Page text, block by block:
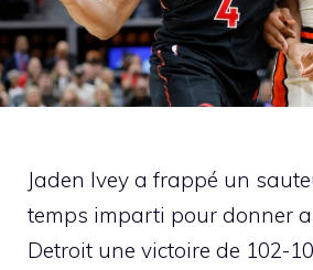
Jaden Ivey a frappé un
temps imparti pour donner
Detroit une victoire de 102-